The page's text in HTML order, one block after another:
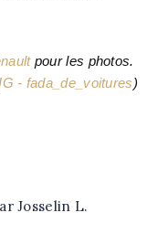
pour les photos.
- fada_de_voitures)
Josselin L.